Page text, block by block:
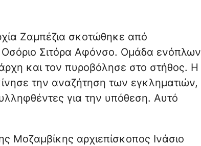
Ζαμπέζια σκοτώθηκε από
Οσόριο Σιτόρα Αφόνσο. Ομάδα ενόπλων
και τον πυροβόλησε στο στήθος. Η
την αναζήτηση των εγκληματιών,
για την υπόθεση. Αυτό
Μοζαμβίκης αρχιεπίσκοπος Ινάσιο